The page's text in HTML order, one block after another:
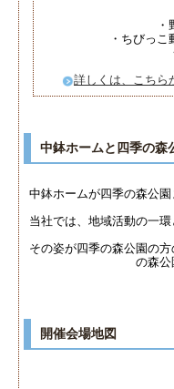
・ちびっ
詳しくは、こちら
中鉢ホームと四季の森
中鉢ホームが四季の森公
当社では、地域活動の一
その姿が四季の森公園の
の森公
開催会場地図